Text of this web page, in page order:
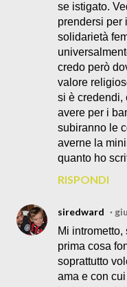
se istigato.
prendersi per
solidarietà
credo però
valore
si è credendi,
avere per i
subiranno le
averne la
quanto ho
RISPONDI
siredward
Mi
prima cosa
soprattutto
ama e con